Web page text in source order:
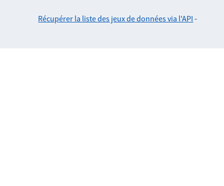
Récupérer la liste des jeux de données via l'API -